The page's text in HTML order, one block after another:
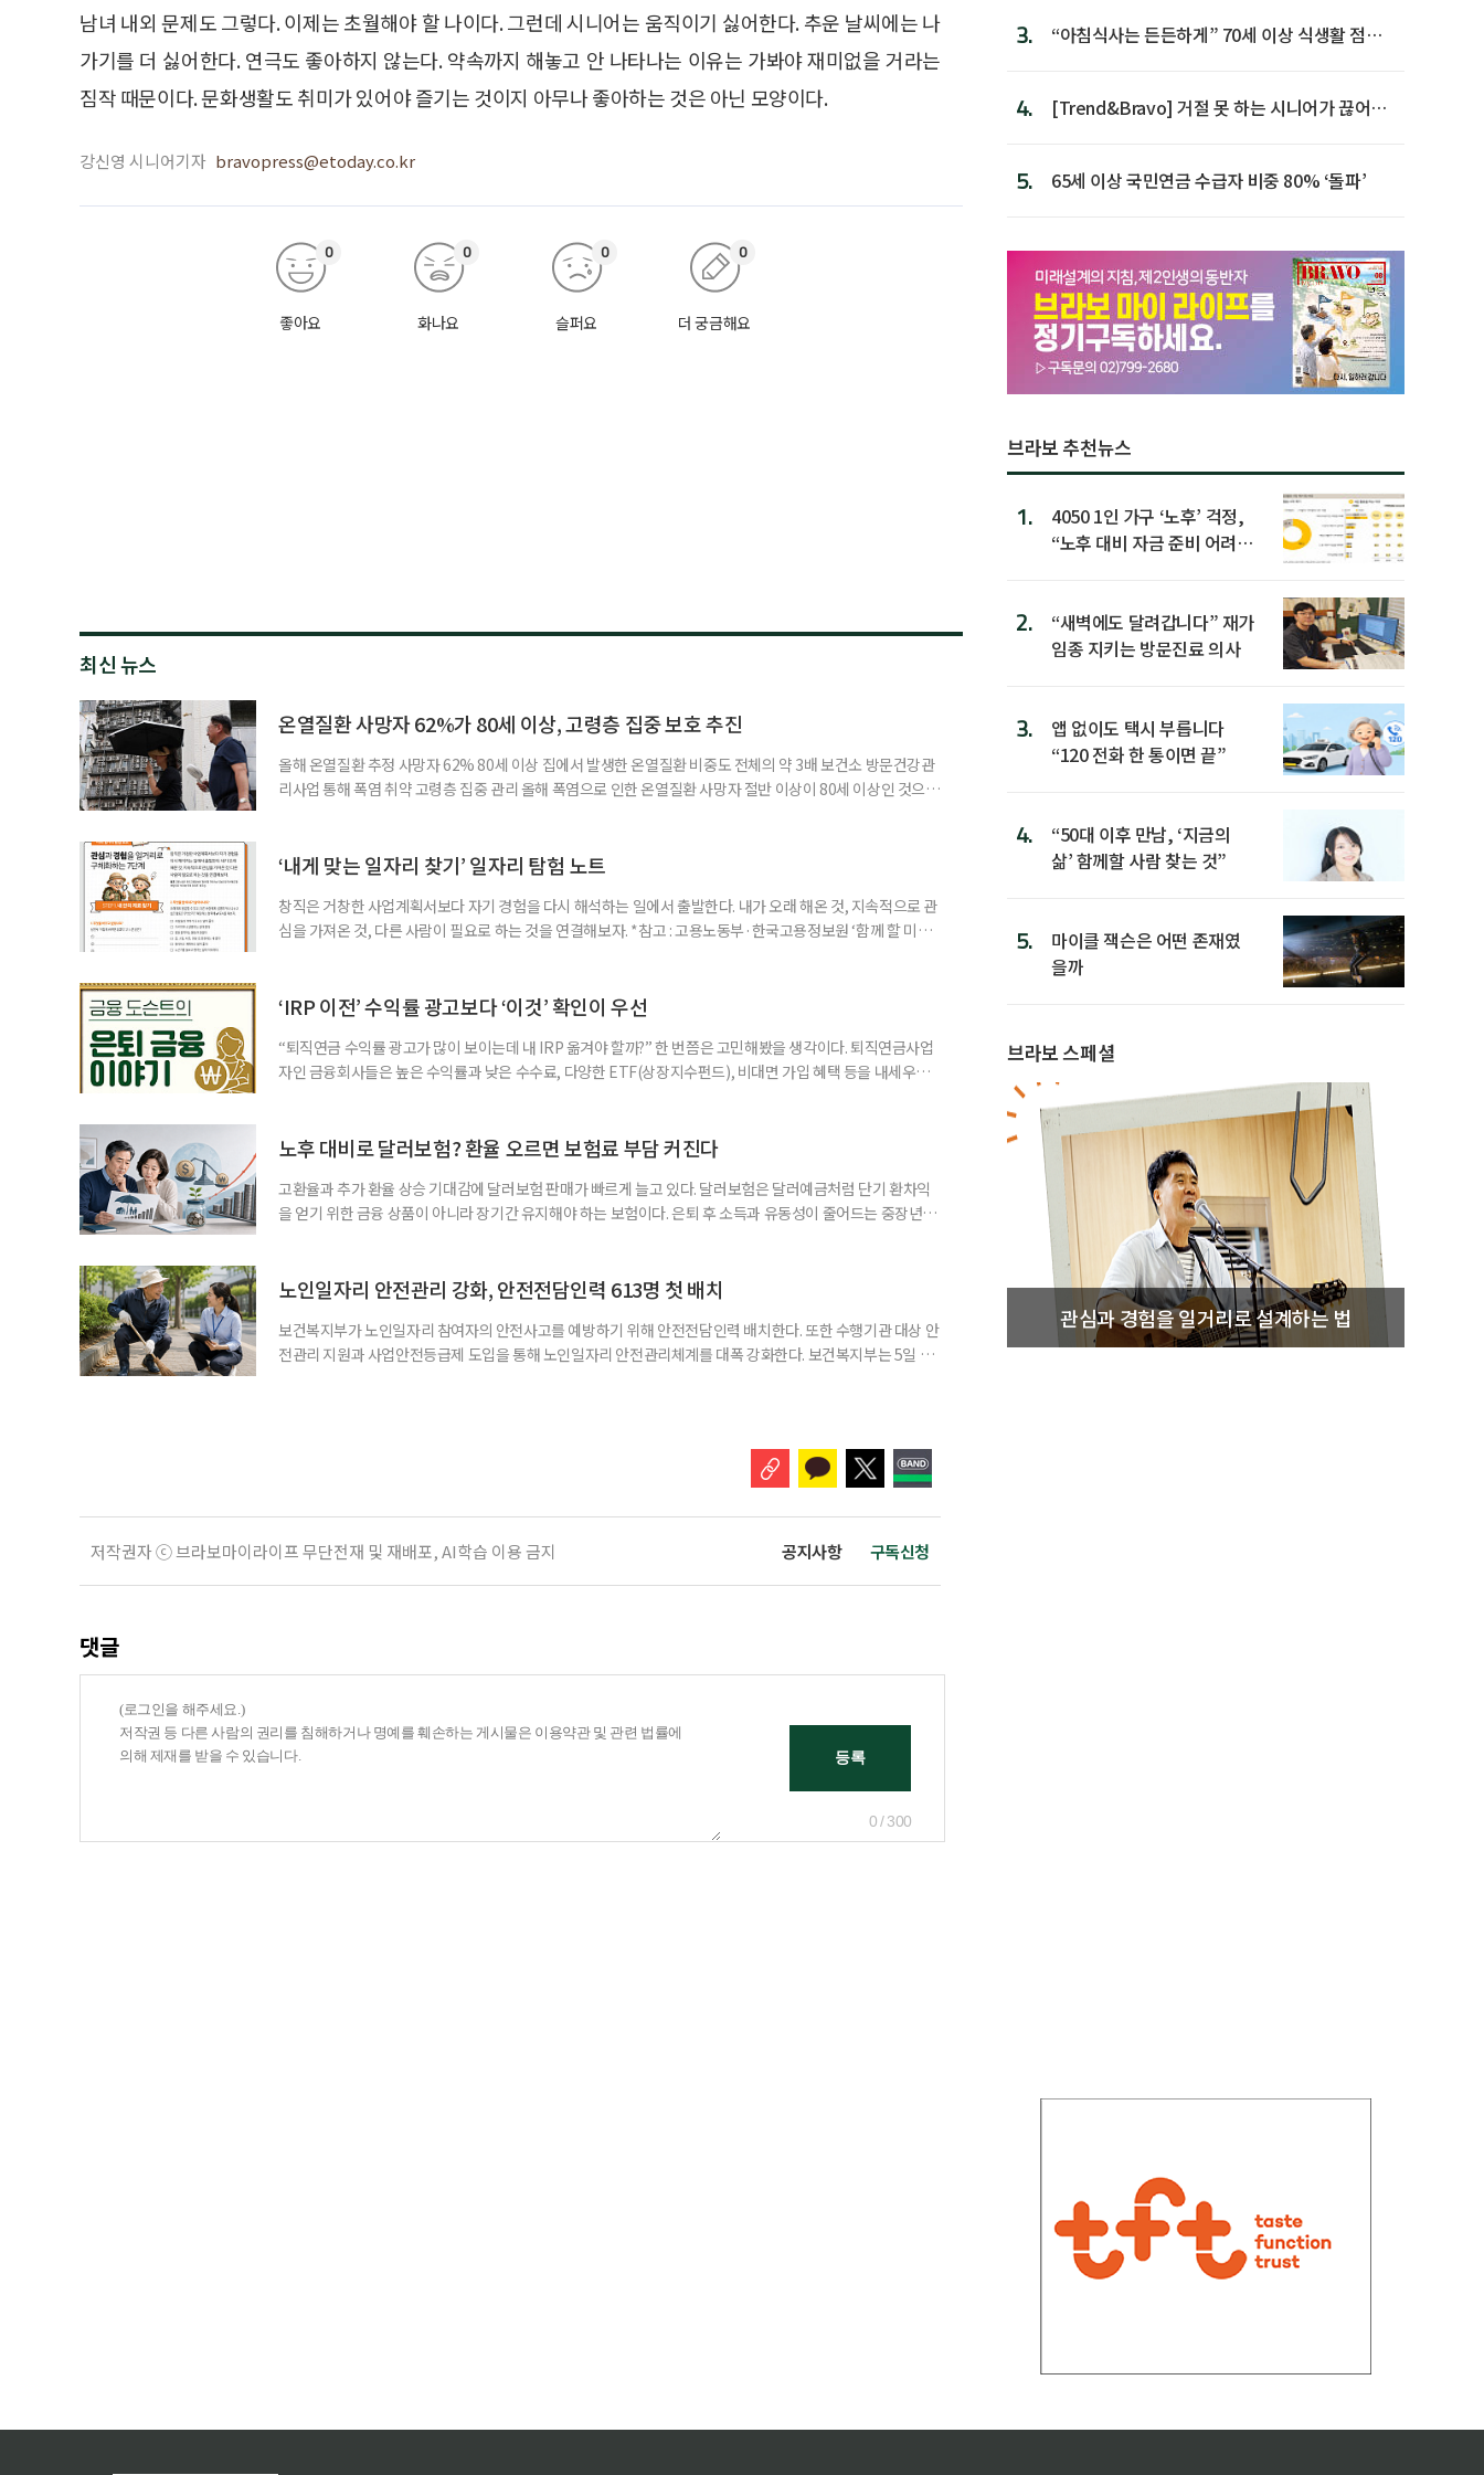
남녀 내외 문제도 그렇다. 이제는 초월해야 할 나이다. 그런데 시니어는 움직이기 싫어한다. 추운 날씨에는 나
가기를 더 싫어한다. 연극도 좋아하지 않는다. 약속까지 해놓고 안 나타나는 이유는 가봐야 재미없을 거라는
짐작 때문이다. 문화생활도 취미가 있어야 즐기는 것이지 아무나 좋아하는 것은 아닌 모양이다.
강신영 시니어기자 bravopress@etoday.co.kr
좋아요
0
화나요
0
슬퍼요
0
더 궁금해요
0
최신 뉴스
온열질환 사망자 62%가 80세 이상, 고령층 집중 보호 추진
올해 온열질환 추정 사망자 62% 80세 이상 집에서 발생한 온열질환 비중도 전체의 약 3배 보건소 방문건강관
리사업 통해 폭염 취약 고령층 집중 관리 올해 폭염으로 인한 온열질환 사망자 절반 이상이 80세 이상인 것으로
고령층은 825명(33.8%), 80세 이상은 300명(12.3%)으로 집계됐다. 연령별 환자 수
‘내게 맞는 일자리 찾기’ 일자리 탐험 노트
창직은 거창한 사업계획서보다 자기 경험을 다시 해석하는 일에서 출발한다. 내가 오래 해온 것, 지속적으로 관
심을 가져온 것, 다른 사람이 필요로 하는 것을 연결해보자. *참고 : 고용노동부·한국고용정보원 ‘함께 할 미래
2._______________ 3._______________ ▷ 그중 내가 직접 해볼 만
‘IRP 이전’ 수익률 광고보다 ‘이것’ 확인이 우선
“퇴직연금 수익률 광고가 많이 보이는데 내 IRP 옮겨야 할까?” 한 번쯤은 고민해봤을 생각이다. 퇴직연금사업
자인 금융회사들은 높은 수익률과 낮은 수수료, 다양한 ETF(상장지수펀드), 비대면 가입 혜택 등을 내세우며
사들이 내세우는 퇴직연금 수익률은 눈에 잘 들어온다. 하지만 수익률 숫자는 기준에 따라달라질 수 있다.
노후 대비로 달러보험? 환율 오르면 보험료 부담 커진다
고환율과 추가 환율 상승 기대감에 달러보험 판매가 빠르게 늘고 있다. 달러보험은 달러예금처럼 단기 환차익
을 얻기 위한 금융 상품이 아니라 장기간 유지해야 하는 보험이다. 은퇴 후 소득과 유동성이 줄어드는 중장년층
집계됐다. 전년 동기 판매량인 2만2000건의 두 배를 웃도는 수준이다. 달러보험은 보험료를 달러로 내고
노인일자리 안전관리 강화, 안전전담인력 613명 첫 배치
보건복지부가 노인일자리 참여자의 안전사고를 예방하기 위해 안전전담인력 배치한다. 또한 수행기관 대상 안
전관리 지원과 사업안전등급제 도입을 통해 노인일자리 안전관리체계를 대폭 강화한다. 보건복지부는 5일 노
저작권자 ⓒ 브라보마이라이프 무단전재 및 재배포, AI학습 이용 금지 공지사항 구독신청
댓글
0 / 300
3.
“아침식사는 든든하게” 70세 이상 식생활 점수
4.
[Trend&Bravo] 거절 못 하는 시니어가 끊어야
5. 65세 이상 국민연금 수급자 비중 80% ‘돌파’
브라보 추천뉴스
1.
4050 1인 가구 ‘노후’ 걱정,
“노후 대비 자금 준비 어려
2.
“새벽에도 달려갑니다” 재가
임종 지키는 방문진료 의사
3.
앱 없이도 택시 부릅니다
“120 전화 한 통이면 끝”
4.
“50대 이후 만남, ‘지금의
삶’ 함께할 사람 찾는 것”
5.
마이클 잭슨은 어떤 존재였
을까
브라보 스페셜
관심과 경험을 일거리로 설계하는 법